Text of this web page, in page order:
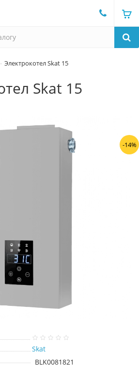
Электрокотел Skat 15
Skat 15
-14%
Skat
BLK0081821